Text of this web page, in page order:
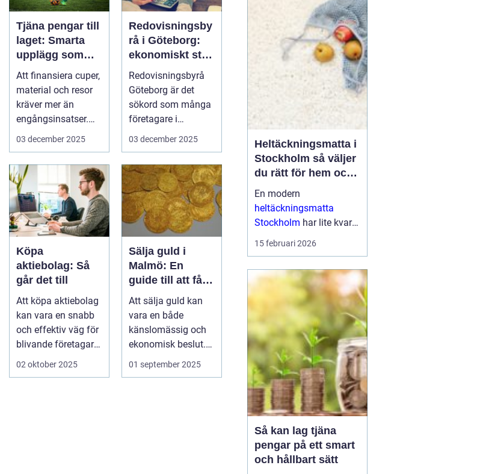
Tjäna pengar till
laget: Smarta
upplägg som
håller i längden
Att finansiera cuper,
material och resor
kräver mer än
engångsinsatser.
Många ...
03 december 2025
Redovisningsby
rå i Göteborg:
ekonomiskt stöd
för ditt företag
Redovisningsbyrå
Göteborg är det
sökord som många
företagare i
G&oum...
03 december 2025
Köpa
aktiebolag: Så
går det till
Att köpa aktiebolag
kan vara en snabb
och effektiv väg för
blivande företagare
02 oktober 2025
Sälja guld i
Malmö: En
guide till att få
bästa värde för
ditt guld
Att sälja guld kan
vara en både
känslomässig och
ekonomisk beslut.
01 september 2025
och reglering möts och
ofta krockar.
Tillväxttakten är hög,
regelverken skärps och
konkurrens...
Heltäckningsmatta i
Stockholm så väljer
du rätt för hem och
kontor
En modern
heltäckningsmatta
Stockholm har lite kvar
gemensamt med de
och 80-talet. I da...
15 februari 2026
Så kan lag tjäna
pengar på ett smart
och hållbart sätt